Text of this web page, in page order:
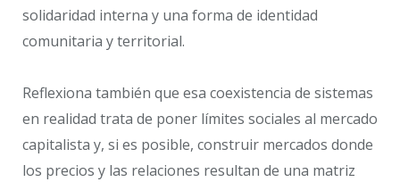
solidaridad interna y una forma de identidad
comunitaria y territorial.
Reflexiona también que esa coexistencia de sistemas
en realidad trata de poner límites sociales al mercado
capitalista y, si es posible, construir mercados donde
los precios y las relaciones resultan de una matriz